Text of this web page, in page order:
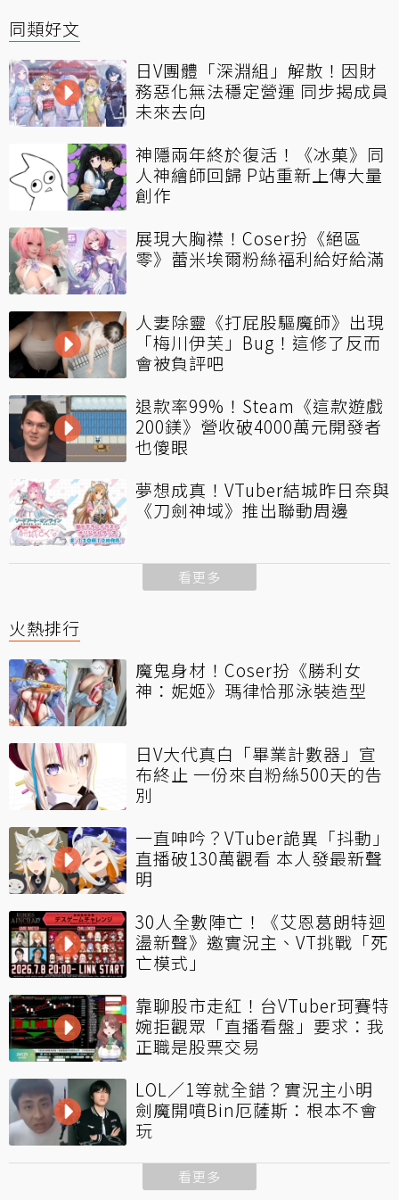
同類好文
日V團體「深淵組」解散！因財
務惡化無法穩定營運 同步揭成員
未來去向
神隱兩年終於復活！《冰菓》同
人神繪師回歸 P站重新上傳大量
創作
展現大胸襟！Coser扮《絕區
零》蕾米埃爾粉絲福利給好給滿
人妻除靈《打屁股驅魔師》出現
「梅川伊芙」Bug！這修了反而
會被負評吧
退款率99%！Steam《這款遊戲
200鎂》營收破4000萬元開發者
也傻眼
夢想成真！VTuber結城昨日奈與
《刀劍神域》推出聯動周邊
看更多
火熱排行
魔鬼身材！Coser扮《勝利女
神：妮姬》瑪律恰那泳裝造型
日V大代真白「畢業計數器」宣
布終止 一份來自粉絲500天的告
別
一直呻吟？VTuber詭異「抖動」
直播破130萬觀看 本人發最新聲
明
30人全數陣亡！《艾恩葛朗特迴
盪新聲》邀實況主、VT挑戰「死
亡模式」
靠聊股市走紅！台VTuber珂賽特
婉拒觀眾「直播看盤」要求：我
正職是股票交易
LOL／1等就全錯？實況主小明
劍魔開噴Bin厄薩斯：根本不會
玩
看更多